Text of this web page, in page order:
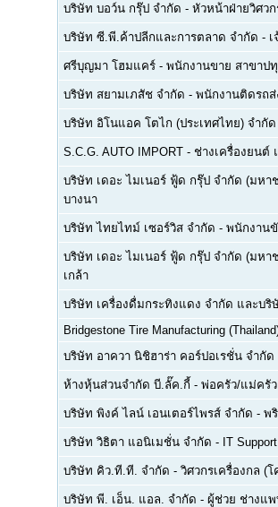
บริษัท บอว์น กรุ๊ป จำกัด - หัวหน้าฝ่ายวิศวก
บริษัท ซี.พี.ค้าปลีกและการตลาด จำกัด -
ศรีบุญมา โฮมแคร์ - พนักงานขาย สาขาป
บริษัท สยามเภสัช จำกัด - พนักงานติดรถ
บริษัท อิโนแอค โตไก (ประเทศไทย) จำกัด
S.C.G. AUTO IMPORT - ช่างเครื่องยนต์
บริษัท เดอะ ไมเนอร์ ฟู้ด กรุ๊ป จำกัด (มหา
บางนา
บริษัท ไทยไทม์ เซอร์วิส จำกัด - พนักงาน
บริษัท เดอะ ไมเนอร์ ฟู้ด กรุ๊ป จำกัด (มหา
เกล้า
บริษัท เครื่องดื่มกระทิงแดง จำกัด และบริ
Bridgestone Tire Manufacturing
บริษัท อาควา นิชิฮาร่า คอร์ปอเรชั่น จำกัด
ห้างหุ้นส่วนจำกัด บี.ลั๊ค.กี้ - พ่อครัว/แม่ครัว
บริษัท พิงค์ ไลน์ เอนเตอร์ไพรส์ จำกัด - พ
บริษัท วิธิตา แอนิเมชั่น จำกัด - IT Support
บริษัท คิว.ที.ที. จำกัด - วิศวกรเครื่องกล (โ
บริษัท พี. เอ็น. แอล. จำกัด - ผู้ช่วย ช่างแพ